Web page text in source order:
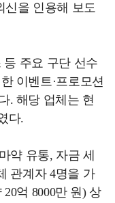
신을 인용해 보도
주요 구단 선수
이벤트·프로모션
. 해당 업체는 현
다.
약 유통, 자금 세
관계자 4명을 가
억 8000만 원) 상